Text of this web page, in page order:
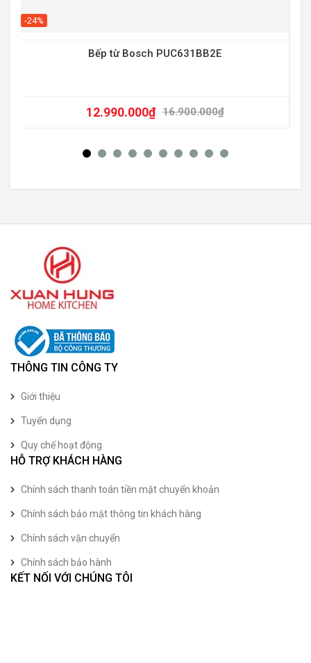
-24%
Bếp từ Bosch PUC631BB2E
16.900.000₫
12.990.000₫
THÔNG TIN CÔNG TY
Giới thiệu
Tuyển dụng
Quy chế hoạt động
HỖ TRỢ KHÁCH HÀNG
Chính sách thanh toán tiền mặt chuyển khoản
Chính sách bảo mật thông tin khách hàng
Chính sách vận chuyển
Chính sách bảo hành
KẾT NỐI VỚI CHÚNG TÔI